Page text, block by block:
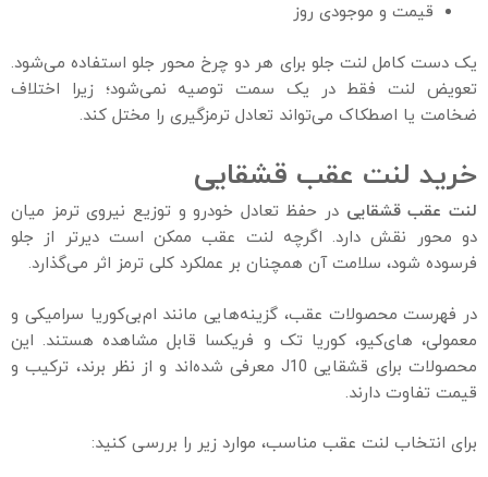
قیمت و موجودی روز
یک دست کامل لنت جلو برای هر دو چرخ محور جلو استفاده می‌شود.
تعویض لنت فقط در یک سمت توصیه نمی‌شود؛ زیرا اختلاف
ضخامت یا اصطکاک می‌تواند تعادل ترمزگیری را مختل کند.
خرید لنت عقب قشقایی
لنت عقب قشقایی در حفظ تعادل خودرو و توزیع نیروی ترمز میان
دو محور نقش دارد. اگرچه لنت عقب ممکن است دیرتر از جلو
فرسوده شود، سلامت آن همچنان بر عملکرد کلی ترمز اثر می‌گذارد.
در فهرست محصولات عقب، گزینه‌هایی مانند ام‌بی‌کوریا سرامیکی و
معمولی، های‌کیو، کوریا تک و فریکسا قابل مشاهده هستند. این
محصولات برای قشقایی J10 معرفی شده‌اند و از نظر برند، ترکیب و
قیمت تفاوت دارند.
برای انتخاب لنت عقب مناسب، موارد زیر را بررسی کنید: